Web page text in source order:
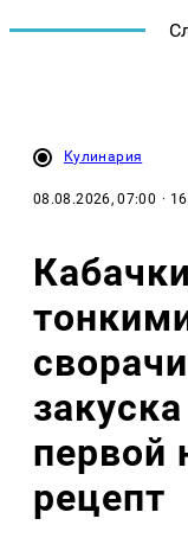
Кулинария
08.08.2026, 07:00 ·
первой
рецепт